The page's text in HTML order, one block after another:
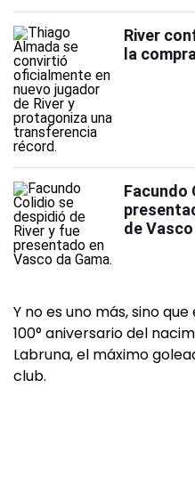
River
la
Facundo
de
Y no es uno más, sino
100° aniversario del
Labruna, el máximo
club.